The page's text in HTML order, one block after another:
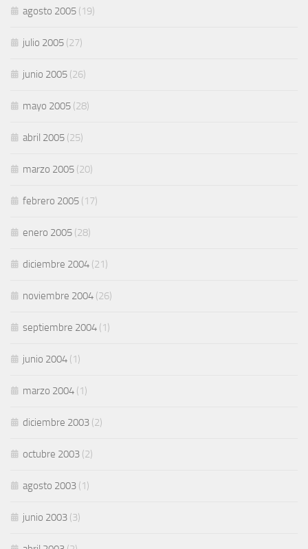
agosto 2005 (19)
julio 2005 (27)
junio 2005 (26)
mayo 2005 (28)
abril 2005 (25)
marzo 2005 (20)
febrero 2005 (17)
enero 2005 (28)
diciembre 2004 (21)
noviembre 2004 (26)
septiembre 2004 (1)
junio 2004 (1)
marzo 2004 (1)
diciembre 2003 (2)
octubre 2003 (2)
agosto 2003 (1)
junio 2003 (3)